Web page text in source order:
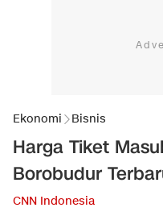
Ekonomi Bisnis
Harga Tiket
Borobudur
CNN Indonesia